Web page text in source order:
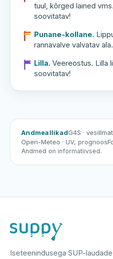
tuul, kõrged lained
soovitatav!
Punane-kollane.
rannavalve valvatav ala.
Lilla. Veereostus. Lilla
soovitatav!
AndmeallikadG4S · vesi
Open-Meteo · UV, prognoos
Andmed on informatiivsed.
Iseteenindusega SUP-